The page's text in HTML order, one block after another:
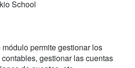
School
módulo permite gestionar los
gestionar las cuentas